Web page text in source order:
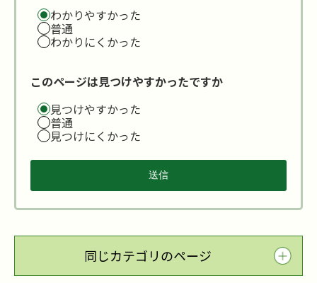
わかりやすかった
普通
わかりにくかった
このページは見つけやすかったですか
見つけやすかった
普通
見つけにくかった
同じカテゴリのページ